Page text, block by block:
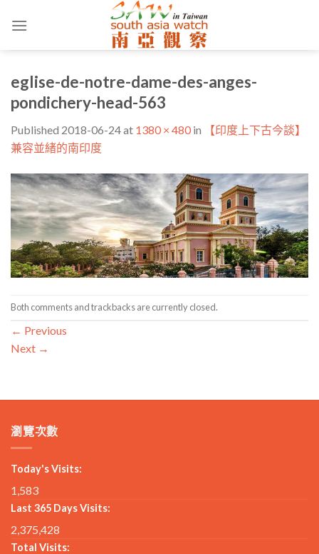
eglise-de-notre-dame-des-anges-
pondichery-head-563
Published 2018-06-24at 1380 × 480 in
【印度上下古今談】
兼容並緒的南印度
Both comments and trackbacks are currently closed.
← Previous
Next →
瀏覽次數
Today's Visits:
1,583
Last 365 Days Visits:
2,375,428
Total Visits: